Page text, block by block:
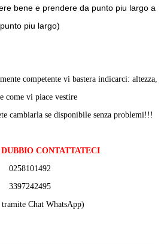
bene e prendere da punto piu largo a
punto piu largo)
competente vi bastera indicarci: altezza,
come vi piace vestire
cambiarla se disponibile senza problemi!!!
CONTATTATECI
0258101492
3397242495
Chat WhatsApp)